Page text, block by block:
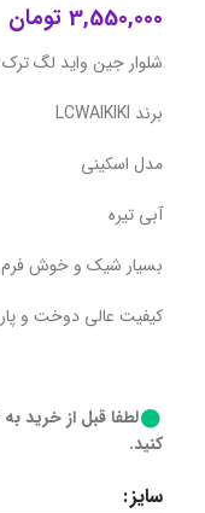
3,550,000 تومان
شلوار جین واید لگ ترک
برند LCWAIKIKI
مدل اسکینی
آبی تیره
بسیار شیک و خوش فرم
کیفیت عالی دوخت و
لطفا قبل از خرید
کنید.
سایز